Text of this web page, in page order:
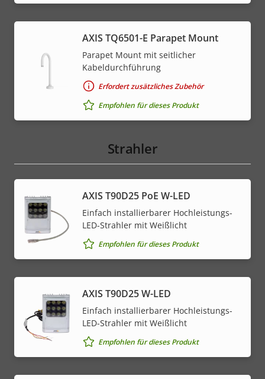
AXIS TQ6501-E Parapet Mount
Parapet Mount mit seitlicher
Kabeldurchführung
Erfordert zusätzliches Zubehör
Empfohlen für dieses Produkt
Strahler
AXIS T90D25 PoE W-LED
Einfach installierbarer Hochleistungs-
LED-Strahler mit Weißlicht
Empfohlen für dieses Produkt
AXIS T90D25 W-LED
Einfach installierbarer Hochleistungs-
LED-Strahler mit Weißlicht
Empfohlen für dieses Produkt